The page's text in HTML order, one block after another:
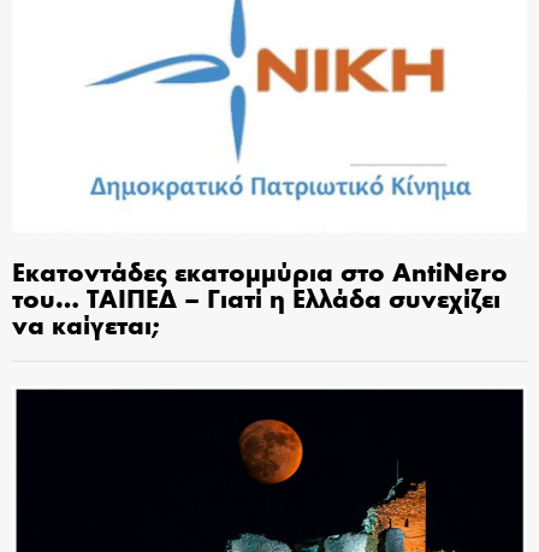
Εκατοντάδες εκατομμύρια στο AntiNero
του… ΤΑΙΠΕΔ – Γιατί η Ελλάδα συνεχίζει
να καίγεται;